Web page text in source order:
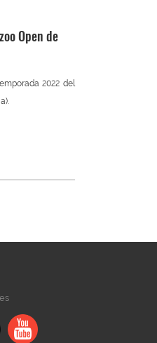
Open de
2022 del